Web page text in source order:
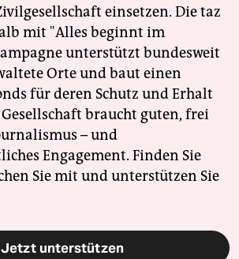
einsetzen. Die taz
mit "Alles beginnt im
unterstützt bundesweit
Orte und baut einen
für deren Schutz und Erhalt
braucht guten, frei
– und
Engagement. Finden Sie
Sie mit und unterstützen Sie
Jetzt unterstützen